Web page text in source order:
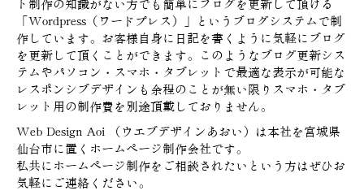
ト制作の知識がない方でも簡単にブログを更新して頂ける
「Wordpress（ワードプレス）」というブログシステムで制
作しています。お客様自身に日記を書くように気軽にブログ
を更新して頂くことができます。このようなブログ更新シス
テムやパソコン・スマホ・タブレットで最適な表示が可能な
レスポンシブデザインも余程のことが無い限りスマホ・タブ
レット用の制作費を別途頂戴しておりません。
Web Design Aoi （ウエブデザインあおい）は本社を宮城県
仙台市に置くホームページ制作会社です。
私共にホームページ制作をご相談されたいという方はぜひお
気軽にご連絡ください。